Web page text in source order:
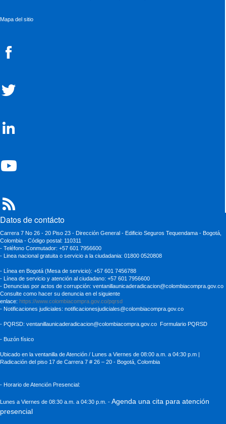
Mapa del sitio
Datos de contácto
Carrera 7 No 26 - 20 Piso 23 - Dirección General - Edificio Seguros Tequendama - Bogotá,
Colombia - Código postal: 110311
- Teléfono Conmutador: +57 601 7956600
- Linea nacional gratuita o servicio a la ciudadania: 01800 0520808
- Línea en Bogotá (Mesa de servicio): +57 601 7456788
- Línea de servicio y atención al ciudadano: +57 601 7956600
- Denuncias por actos de corrupción: ventanillaunicaderadicacion@colombiacompra.gov.co
Consulte como hacer su denuncia en el siguiente
enlace: https://www.colombiacompra.gov.co/pqrsd
- Notificaciones judiciales: notificacionesjudiciales@colombiacompra.gov.co
- PQRSD: ventanillaunicaderadicacion@colombiacompra.gov.co Formulario PQRSD
- Buzón físico
Ubicado en la ventanilla de Atención / Lunes a Viernes de 08:00 a.m. a 04:30 p.m |
Radicación del piso 17 de Carrera 7 # 26 – 20 - Bogotá, Colombia
- Horario de Atención Presencial:
Lunes a Viernes de 08:30 a.m. a 04:30 p.m. - Agenda una cita para atención
presencial